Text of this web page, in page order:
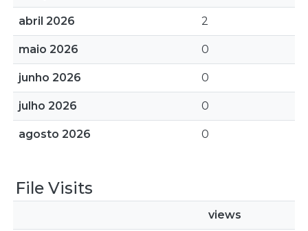
abril 2026 2
maio 2026 0
junho 2026 0
julho 2026 0
agosto 2026 0
File Visits
views